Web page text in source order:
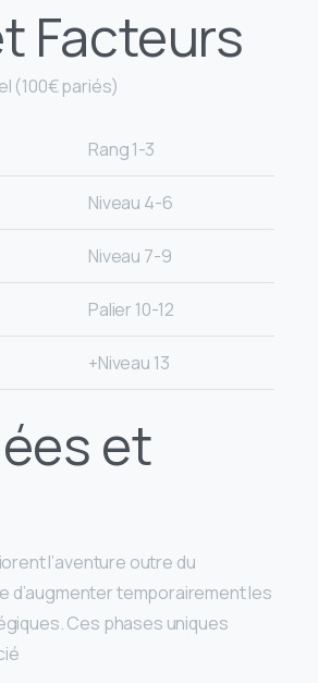
Facteurs
(100€ pariés)
Rang 1-3
Niveau 4-6
Niveau 7-9
Palier 10-12
Niveau 13+
et
l’aventure outre du
d’augmenter temporairement les
Ces phases uniques